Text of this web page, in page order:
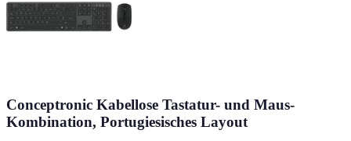
Conceptronic Kabellose Tastatur- und Maus-
Kombination, Portugiesisches Layout